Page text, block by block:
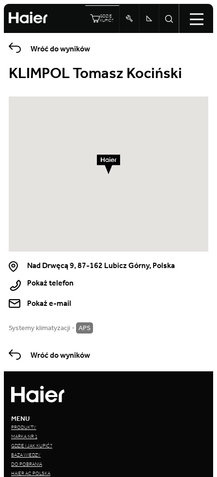
GDZIE
KUPIĆ?
Wróć do wyników
KLIMPOL Tomasz Kociński
Nad Drwęcą 9, 87-162 Lubicz Górny, Polska
Pokaż telefon
Pokaż e-mail
Systemy klimatyzacji - APS
Wróć do wyników
MENU
PRODUKTY
MARKA NR 1
GDZIE I JAK KUPIĆ?
BAZA WIEDZY
DO POBRANIA
HAIER AC POLSKA